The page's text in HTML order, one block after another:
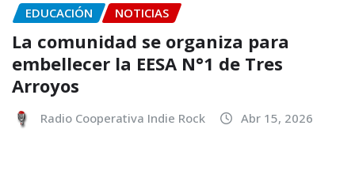
EDUCACIÓN NOTICIAS
La comunidad se organiza para
embellecer la EESA N°1 de Tres
Arroyos
Radio Cooperativa Indie Rock Abr 15, 2026